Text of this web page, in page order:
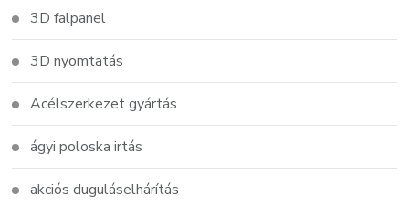
3D falpanel
3D nyomtatás
Acélszerkezet gyártás
ágyi poloska irtás
akciós duguláselhárítás